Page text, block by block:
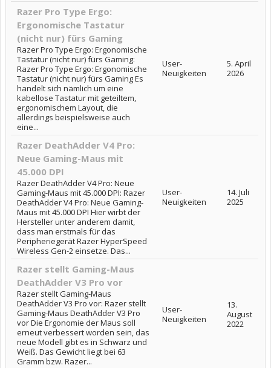
Razer Pro Type Ergo:
Ergonomische Tastatur
(nicht nur) fürs Gaming
Razer Pro Type Ergo: Ergonomische
Tastatur (nicht nur) fürs Gaming:
Razer Pro Type Ergo: Ergonomische
Tastatur (nicht nur) fürs Gaming Es
handelt sich nämlich um eine
kabellose Tastatur mit geteiltem,
ergonomischem Layout, die
allerdings beispielsweise auch
eine...
User-
Neuigkeiten
5. April
2026
Razer DeathAdder V4 Pro:
Neue Gaming-Maus mit
45.000 DPI
Razer DeathAdder V4 Pro: Neue
Gaming-Maus mit 45.000 DPI: Razer
DeathAdder V4 Pro: Neue Gaming-
Maus mit 45.000 DPI Hier wirbt der
Hersteller unter anderem damit,
dass man erstmals für das
Peripheriegerät Razer HyperSpeed
Wireless Gen-2 einsetze. Das...
User-
Neuigkeiten
14. Juli
2025
Razer stellt Gaming-Maus
DeathAdder V3 Pro vor
Razer stellt Gaming-Maus
DeathAdder V3 Pro vor: Razer stellt
Gaming-Maus DeathAdder V3 Pro
vor Die Ergonomie der Maus soll
erneut verbessert worden sein, das
neue Modell gibt es in Schwarz und
Weiß. Das Gewicht liegt bei 63
Gramm bzw. Razer...
User-
Neuigkeiten
13.
August
2022